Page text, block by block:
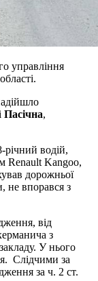
управління
Пасічна,
водій,
Renault Kangoo,
дорожньої
не впорався з
від
з
У нього
Слідчими за
за ч. 2 ст.